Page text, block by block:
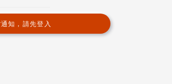
知，請先登入